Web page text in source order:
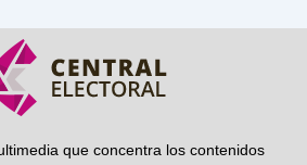
que concentra los contenidos